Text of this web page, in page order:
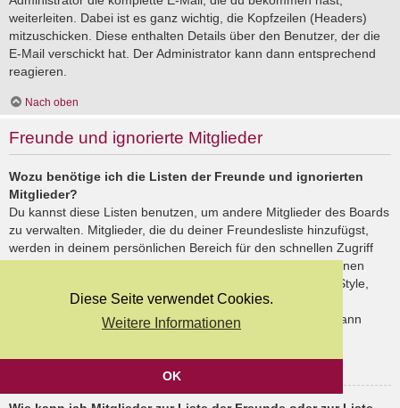
Diese Seite verwendet Cookies.
Weitere Informationen
OK
weiterleiten. Dabei ist es ganz wichtig, die Kopfzeilen (Headers)
mitzuschicken. Diese enthalten Details über den Benutzer, der die
E-Mail verschickt hat. Der Administrator kann dann entsprechend
reagieren.
Nach oben
Freunde und ignorierte Mitglieder
Wozu benötige ich die Listen der Freunde und ignorierten
Mitglieder?
Du kannst diese Listen benutzen, um andere Mitglieder des Boards
zu verwalten. Mitglieder, die du deiner Freundesliste hinzufügst,
werden in deinem persönlichen Bereich für den schnellen Zugriff
aufgelistet. Du siehst dort deren Onlinestatus und kannst ihnen
schnell eine Private Nachricht senden. Abhängig von dem Style,
den du verwendest, können Beiträge deiner Freunde auch
hervorgehoben sein. Wenn du einen Benutzer ignorierst, dann